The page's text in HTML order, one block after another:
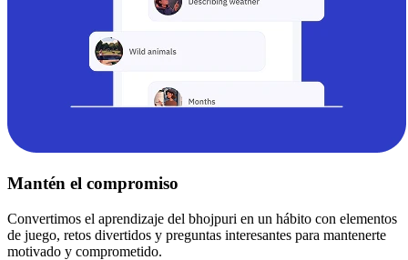
Mantén el compromiso
Convertimos el aprendizaje del bhojpuri en un hábito con elementos
de juego, retos divertidos y preguntas interesantes para mantenerte
motivado y comprometido.